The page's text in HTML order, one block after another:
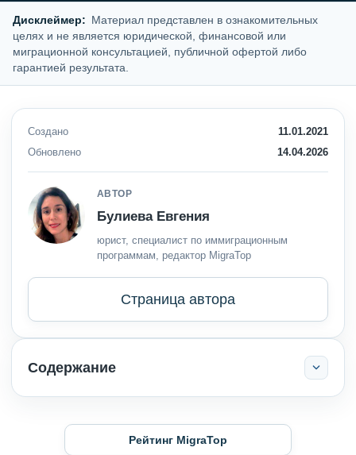
Дисклеймер: Материал представлен в ознакомительных
целях и не является юридической, финансовой или
миграционной консультацией, публичной офертой либо
гарантией результата.
Создано
11.01.2021
Обновлено
14.04.2026
АВТОР
Булиева Евгения
юрист, специалист по иммиграционным
программам, редактор MigraTop
Страница автора
Содержание
Рейтинг MigraTop